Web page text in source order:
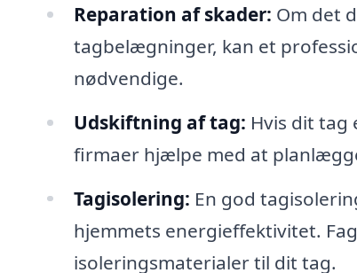
Reparation af skader: Om det
tagbelægninger, kan et
nødvendige.
Udskiftning af tag: Hvis dit tag
firmaer hjælpe med at
Tagisolering: En god
hjemmets energieffektivitet.
isoleringsmaterialer til dit tag.